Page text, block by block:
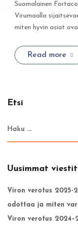
Suomalainen
Virumaalla
miten hyvin asiat
Read more
Etsi
Uusimmat viestit
Viron verotus 2025-
odottaa ja miten
Viron verotus